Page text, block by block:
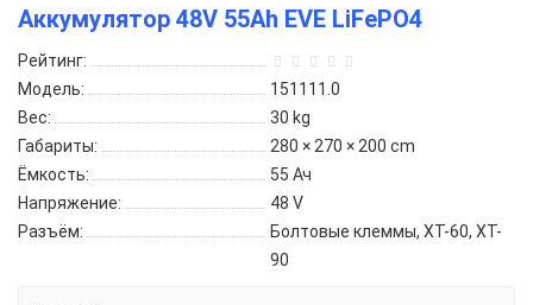
Аккумулятор 48V 55Ah EVE LiFePO4
Рейтинг:
Модель:
151111.0
Вес:
30 kg
Габариты:
280 × 270 × 200 cm
Ёмкость:
55 Ач
Напряжение:
48 V
Разъём:
Болтовые клеммы, XT-60, XT-
90